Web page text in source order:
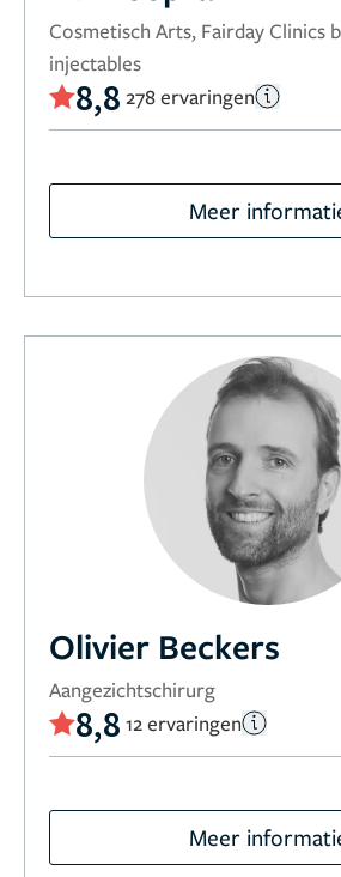
Cosmetisch Arts, Fairday Clinics
injectables
8,8 278 ervaringen
Meer
Olivier Beckers
Aangezichtschirurg
8,8 12 ervaringen
Meer